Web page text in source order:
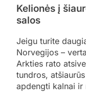
Kelionės į
salos
Jeigu turite
Norvegijos –
Arkties rato
tundros,
apdengti kalnai ir